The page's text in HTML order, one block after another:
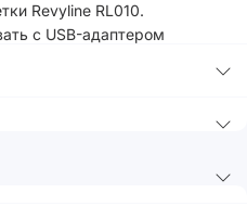
Revyline RL010.
с USB-адаптером